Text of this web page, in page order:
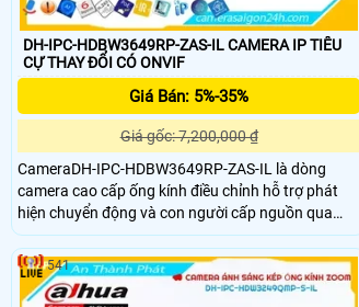
DH-IPC-HDBW3649RP-ZAS-IL CAMERA IP TIÊU
CỰ THAY ĐỔI CÓ ONVIF
Giá Bán: 5%-35%
Giá gốc: 7,200,000 ₫
CameraDH-IPC-HDBW3649RP-ZAS-IL là dòng
camera cao cấp ống kính điều chỉnh hỗ trợ phát
hiện chuyển động và con người cấp nguồn qua
dây mạng. Với 2 chế độ hồng ngoại và led trợ sáng
chip xử lý SMD 4.0 AI SSA chức năng Hàng rào ảo
thông minh ghi hình Full Color 40m ban đêm
541